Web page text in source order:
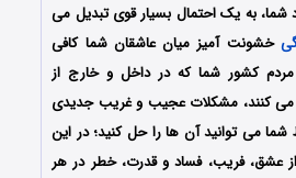
شما، به یک احتمال بسیار قوی تبدیل می
خشونت آمیز میان عاشقان شما کافی
کشور شما که در داخل و خارج از
می کنند، مشکلات عجیب و غریب جدیدی
شما می توانید آن ها را حل کنید؛ در این
عشق، فریب، فساد و قدرت، خطر در هر